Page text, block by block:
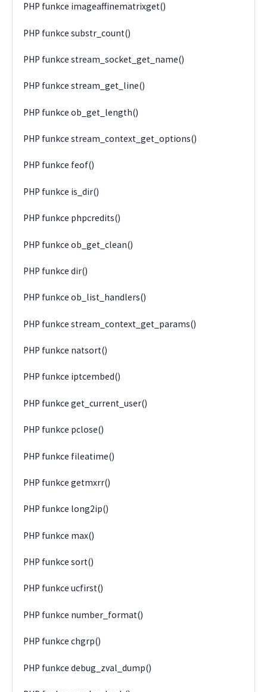
PHP funkce imageaffinematrixget()
PHP funkce substr_count()
PHP funkce stream_socket_get_name()
PHP funkce stream_get_line()
PHP funkce ob_get_length()
PHP funkce stream_context_get_options()
PHP funkce feof()
PHP funkce is_dir()
PHP funkce phpcredits()
PHP funkce ob_get_clean()
PHP funkce dir()
PHP funkce ob_list_handlers()
PHP funkce stream_context_get_params()
PHP funkce natsort()
PHP funkce iptcembed()
PHP funkce get_current_user()
PHP funkce pclose()
PHP funkce fileatime()
PHP funkce getmxrr()
PHP funkce long2ip()
PHP funkce max()
PHP funkce sort()
PHP funkce ucfirst()
PHP funkce number_format()
PHP funkce chgrp()
PHP funkce debug_zval_dump()